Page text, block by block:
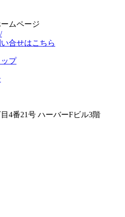
ムページ
合せはこちら
4番21号 ハーバーFビル3階